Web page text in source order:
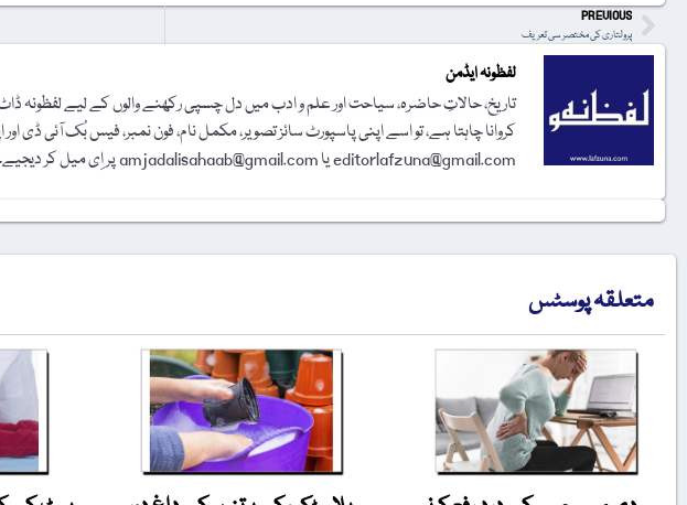
PREVIOUS
پرولتاری کی مختصر سی تعریف
لفظونہ ایڈمن
تاریخ، حالاتِ حاضرہ، سیاحت اور علم و ادب میں دل چسپی رکھنے والوں کے لیے لفظونہ ڈاٹ
کروانا چاہتا ہے، تو اسے اپنی پاسپورٹ سائز تصویر، مکمل نام، فون نمبر، فیس بُک آئی ڈی
editorlafzuna@gmail.com یا amjadalisahaab@gmail.com پر اِی میل کر دیجیے۔ تحریر شائع کرنے کا فیصلہ ایڈیٹوریل بورڈ کرے گا۔
متعلقہ پوسٹس